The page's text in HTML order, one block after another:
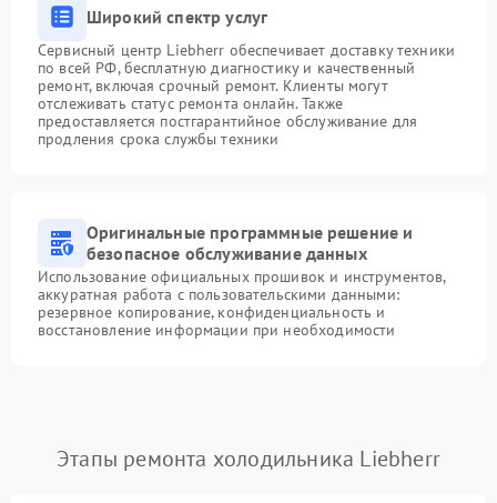
Широкий спектр услуг
Сервисный центр Liebherr обеспечивает доставку техники
по всей РФ, бесплатную диагностику и качественный
ремонт, включая срочный ремонт. Клиенты могут
отслеживать статус ремонта онлайн. Также
предоставляется постгарантийное обслуживание для
продления срока службы техники
Оригинальные программные решение и
безопасное обслуживание данных
Использование официальных прошивок и инструментов,
аккуратная работа с пользовательскими данными:
резервное копирование, конфиденциальность и
восстановление информации при необходимости
Этапы ремонта холодильника Liebherr